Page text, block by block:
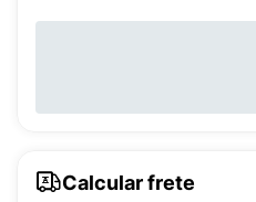
Calcular frete